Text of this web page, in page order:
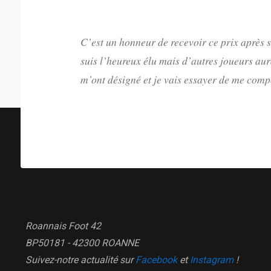
C’est un honneur de recevoir ce prix
suis l’heureux élu mais d’autres joueurs
m’ont désigné et je vais essayer de me
Roannais Foot 42
BP50181 - 42300 ROANNE
Suivez-notre actualité surFacebooketInstagram!